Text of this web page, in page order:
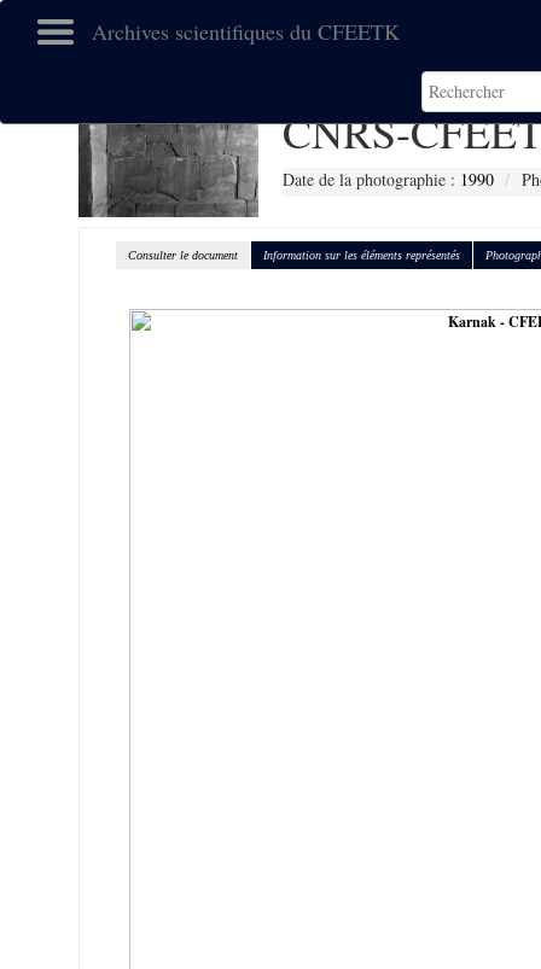
Archives scientifiques du CFEETK
CNRS-
Date de la photographie : 1990
Consulter le document Information sur les éléments représentés